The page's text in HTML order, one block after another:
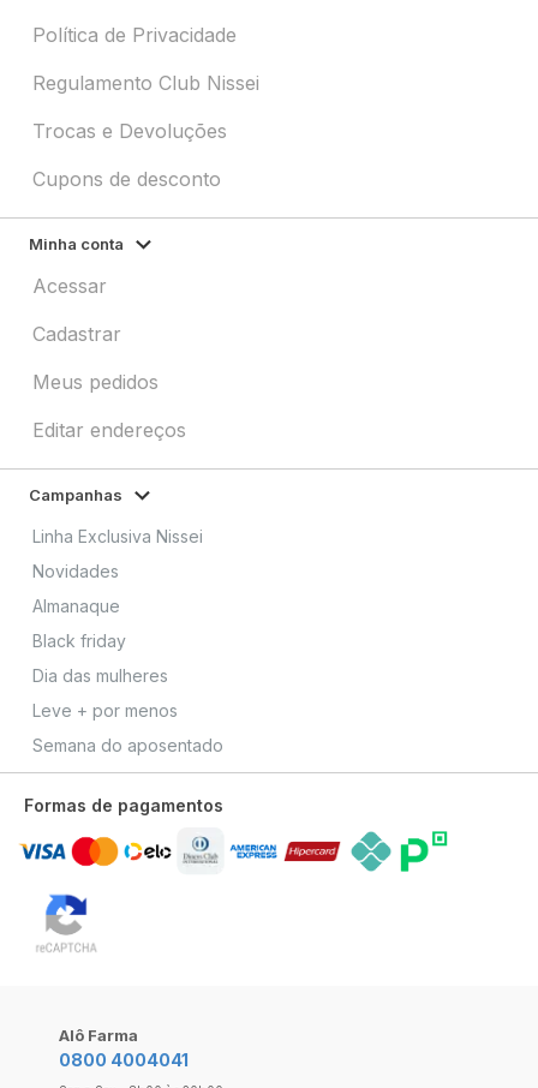
Política de Privacidade
Regulamento Club Nissei
Trocas e Devoluções
Cupons de desconto
Minha conta
Acessar
Cadastrar
Meus pedidos
Editar endereços
Campanhas
Linha Exclusiva Nissei
Novidades
Almanaque
Black friday
Dia das mulheres
Leve + por menos
Semana do aposentado
Formas de pagamentos
Alô Farma
0800 4004041